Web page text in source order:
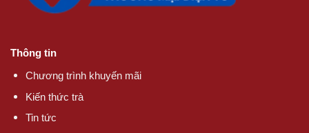
Thông tin
Chương trình khuyến mãi
Kiến thức trà
Tin tức